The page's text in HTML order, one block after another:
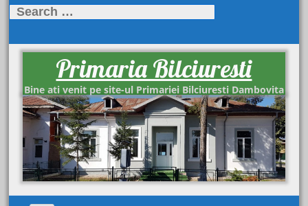
Search
Primaria Bilciuresti
Bine ati venit pe site-ul Primariei Bilciuresti Dambovita